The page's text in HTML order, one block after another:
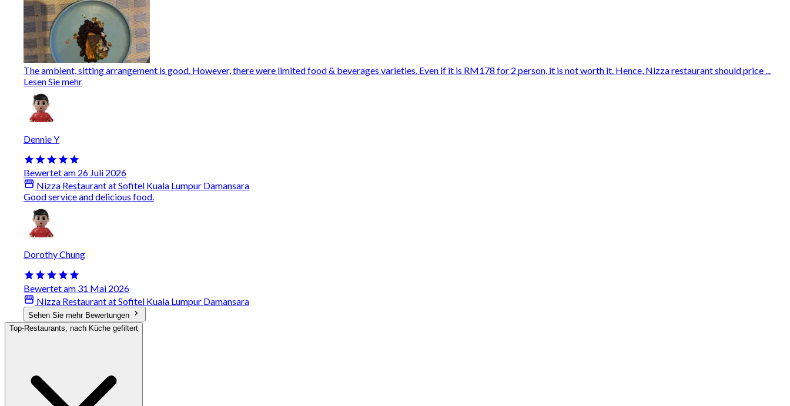
The ambient, sitting arrangement is good. However, there were limited food & beverages varieties. Even if it is RM178 for 2 person, it is not worth it. Hence, Nizza restaurant should price ...
Lesen Sie mehr
Dennie Y
Bewertet am 26 Juli 2026
Nizza Restaurant at Sofitel Kuala Lumpur Damansara
Good service and delicious food.
Dorothy Chung
Bewertet am 31 Mai 2026
Nizza Restaurant at Sofitel Kuala Lumpur Damansara
Sehen Sie mehr Bewertungen
Top-Restaurants, nach Küche gefiltert